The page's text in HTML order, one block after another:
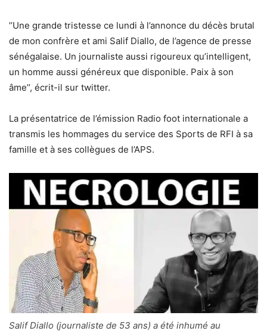
’’Une grande tristesse ce lundi à l’annonce du décès brutal
de mon confrère et ami Salif Diallo, de l’agence de presse
sénégalaise. Un journaliste aussi rigoureux qu’intelligent,
un homme aussi généreux que disponible. Paix à son
âme’’, écrit-il sur twitter.
La présentatrice de l’émission Radio foot internationale a
transmis les hommages du service des Sports de RFI à sa
famille et à ses collègues de l’APS.
Salif Diallo (journaliste de 53 ans) a été inhumé au